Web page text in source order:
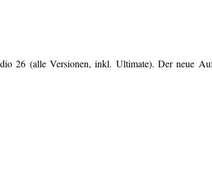
26 (alle Versionen, inkl. Ultimate). Der neue